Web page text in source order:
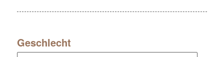
Geschlecht